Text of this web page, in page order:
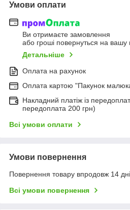
Умови оплати
Ви отримаєте замовлення
або гроші повернуться на вашу
Детальніше
Оплата на рахунок
Оплата картою "Пакунок
Накладний платіж із
передоплата 200 грн)
Всі умови оплати
Умови повернення
Повернення товару впродовж 14
Всі умови повернення